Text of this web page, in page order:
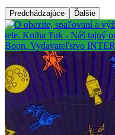
Predchádzajúce Ďalšie